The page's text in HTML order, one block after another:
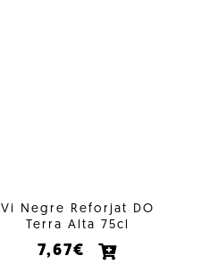
Vi Negre Reforjat DO
Terra Alta 75cl
7,67€